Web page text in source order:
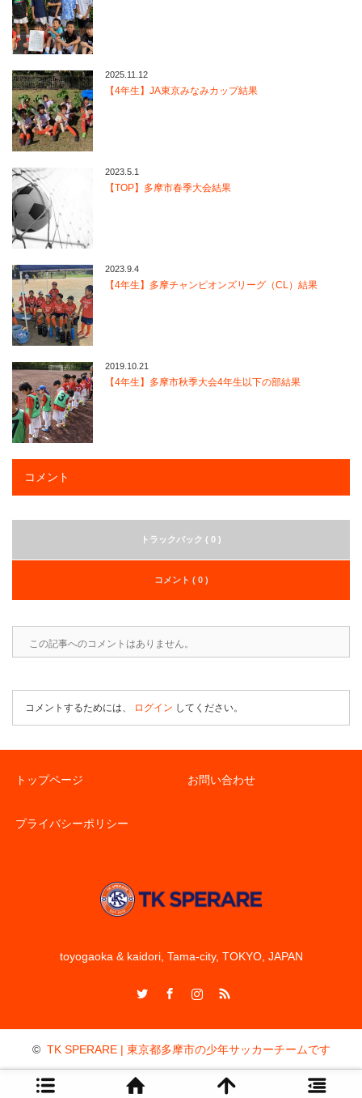
2025.11.12
【4年生】JA東京みなみカップ結果
2023.5.1
【TOP】多摩市春季大会結果
2023.9.4
【4年生】多摩チャンピオンズリーグ（CL）結果
2019.10.21
【4年生】多摩市秋季大会4年生以下の部結果
コメント
トラックバック ( 0 )
コメント ( 0 )
この記事へのコメントはありません。
コメントするためには、 ログイン してください。
トップページ お問い合わせ
プライバシーポリシー
toyogaoka & kaidori, Tama-city, TOKYO, JAPAN
© TK SPERARE | 東京都多摩市の少年サッカーチームです